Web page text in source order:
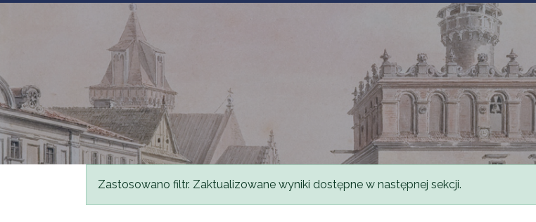
Komunikat
Zastosowano filtr. Zaktualizowane wyniki dostępne w następnej sekcji.